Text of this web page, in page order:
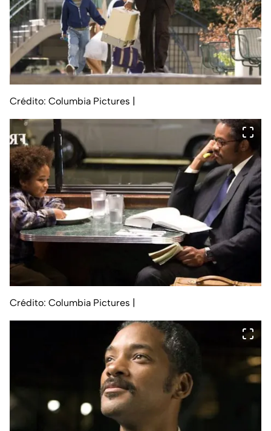
Crédito: Columbia Pictures |
Crédito: Columbia Pictures |